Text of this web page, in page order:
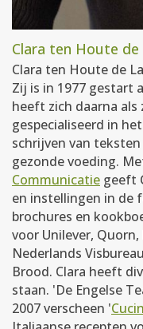
Clara ten Houte de
Clara ten Houte de
Zij is in 1977 gestart
heeft zich daarna
gespecialiseerd in
schrijven van
gezonde voeding.
Communicatie geeft
en instellingen in de
brochures en
voor Unilever,
Nederlands
Brood. Clara heeft
staan. 'De Engelse
2007 verscheen '